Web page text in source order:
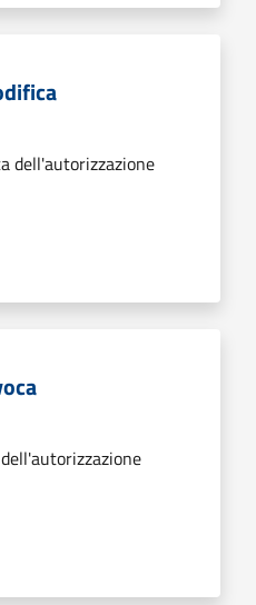
dell'autorizzazione